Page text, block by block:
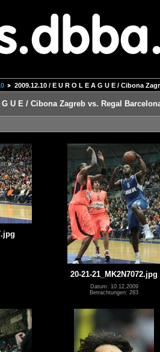
2009.12.10 / E U R O L E A G U E / Cibona
U E / Cibona Zagreb vs. Regal
20-21-21_MK2N7072.jpg
Datum: 10.12.2009
Betrachtungen: 283